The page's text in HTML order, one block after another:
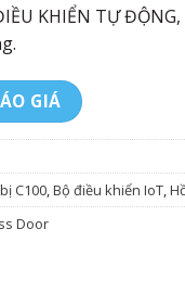
KHIỂN TỰ
GIÁ
C100,Bộ điều khiển IoT,
Door